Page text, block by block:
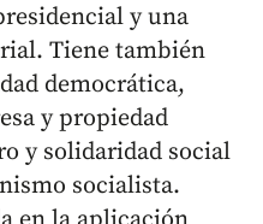
y una
Tiene también
democrática,
y propiedad
y solidaridad social
socialista.